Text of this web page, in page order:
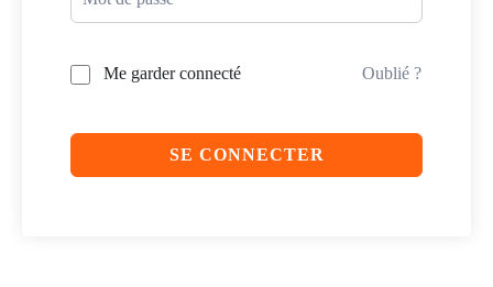
Me garder connecté Oublié ?
SE CONNECTER